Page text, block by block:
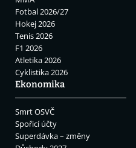
Fotbal 2026/27
Hokej 2026
Tenis 2026
F1 2026
Atletika 2026
Cyklistika 2026
Ekonomika
Smrt OSVČ
Spořicí účty
Superdávka – změny